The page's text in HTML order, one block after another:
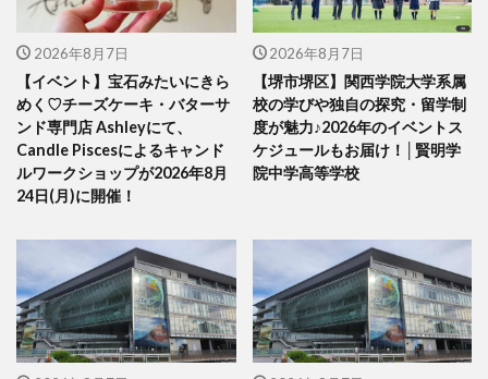
2026年8月7日
【イベント】宝石みたいにきら
めく♡チーズケーキ・バターサ
ンド専門店 Ashleyにて、
Candle Piscesによるキャンド
ルワークショップが2026年8月
24日(月)に開催！
2026年8月7日
【堺市堺区】関西学院大学系属
校の学びや独自の探究・留学制
度が魅力♪2026年のイベントス
ケジュールもお届け！│賢明学
院中学高等学校